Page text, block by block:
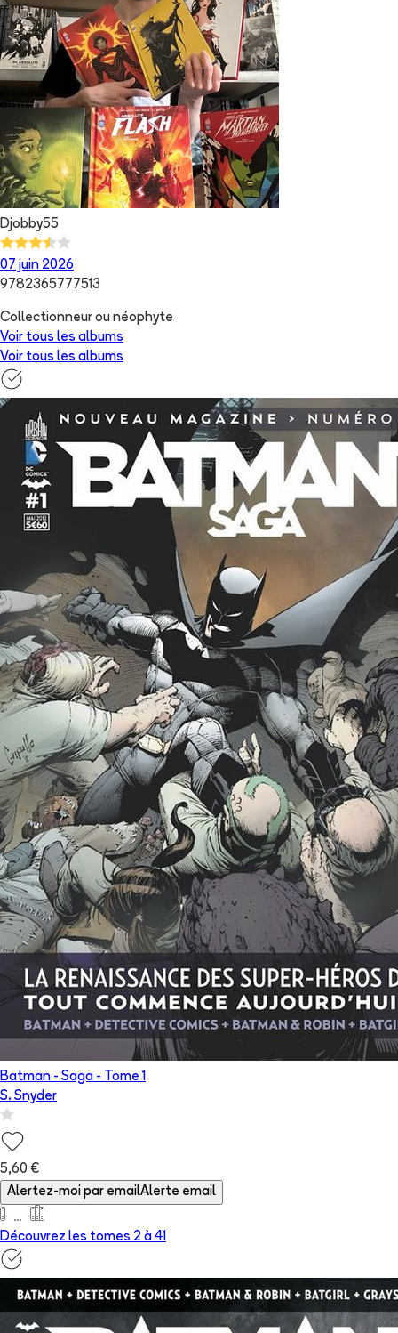
Djobby55
07 juin 2026
9782365777513
Collectionneur ou néophyte
Voir tous les albums
Voir tous les albums
Batman - Saga - Tome 1
S. Snyder
5,60 €
Alertez-moi par emailAlerte email
Découvrez les tomes 2 à 41